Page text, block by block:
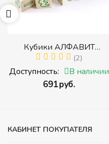
Кубики АЛФАВИТ
РУССКИЙ С ЦИФРАМИ
(Томик) (Набор кубиков с
буквами, цифрами,
математическими знаками
(2)
Доступность: В наличии
‍691‍руб.
КАБИНЕТ ПОКУПАТЕЛЯ